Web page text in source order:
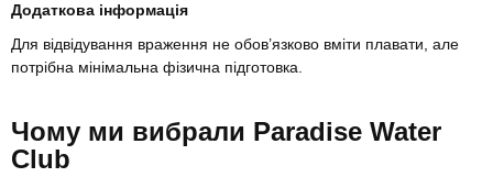
Додаткова інформація
Для відвідування враження не обов’язково вміти плавати, але
потрібна мінімальна фізична підготовка.
Чому ми вибрали Paradise Water
Club